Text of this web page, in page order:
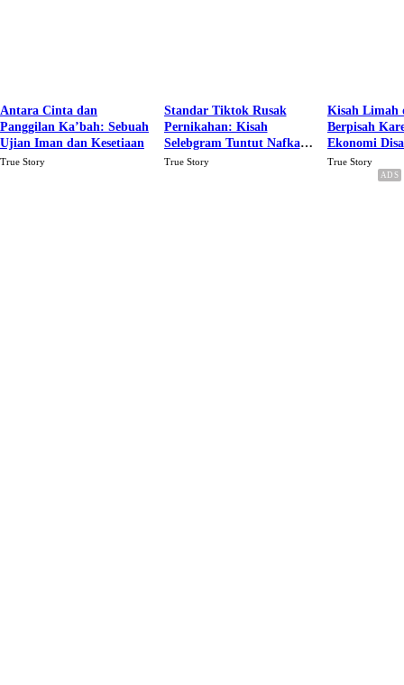
Antara Cinta dan
Panggilan Ka’bah: Sebuah
Ujian Iman dan Kesetiaan
True Story
Standar Tiktok Rusak
Pernikahan: Kisah
Selebgram Tuntut Nafkah
Rp.15 Juta Perbulan
True Story
Kisah Limah
Berpisah
Ekonomi
Karena Cinta
True Story